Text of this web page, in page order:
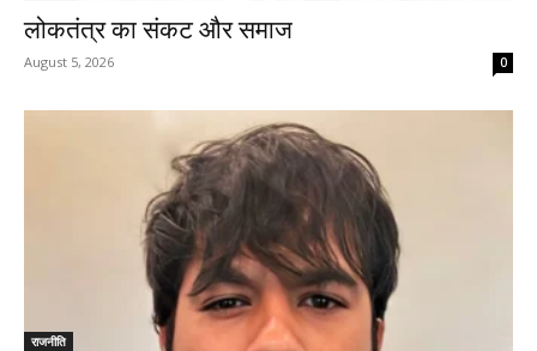
लोकतंत्र का संकट और समाज
August 5, 2026 0
राजनीति